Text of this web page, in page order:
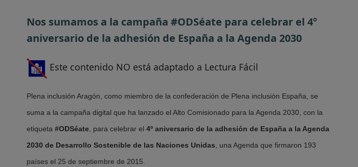
Nos sumamos a la campaña #ODSéate para celebrar el 4º
aniversario de la adhesión de España a la Agenda 2030
Este contenido NO está adaptado a Lectura Fácil
Plena inclusión Aragón, como miembro de la confederación de Plena inclusión España, se
suma a la campaña digital que ha lanzado el Alto Comisionado para la Agenda 2030, con la
etiqueta #ODSéate , para celebrar el 4º aniversario de la adhesión de España a la Agenda
2030 de Desarrollo Sostenible de las Naciones Unidas , una Agenda que firmaron 193
países el 25 de septiembre de 2015.